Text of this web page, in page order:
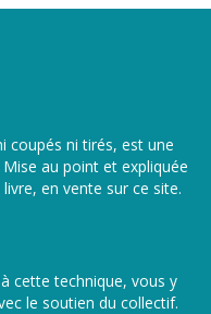
coupés ni tirés, est une
au point et expliquée
en vente sur ce site.
cette technique, vous y
le soutien du collectif.